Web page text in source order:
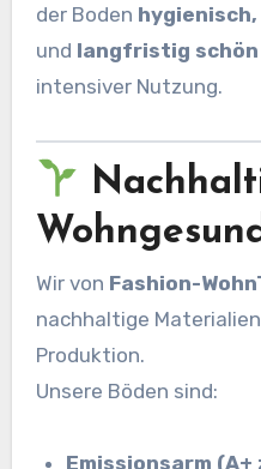
der Boden
und langfristig schön
intensiver Nutzung.
Wir von Fashion-
nachhaltige
Produktion.
Unsere Böden sind:
Emissionsarm